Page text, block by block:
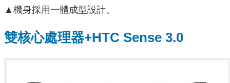
▲機身採用一體成型設計。
雙核心處理器+HTC Sense 3.0